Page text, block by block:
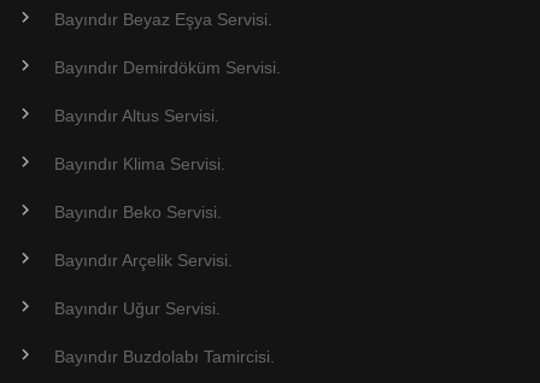
Bayındır Beyaz Eşya Servisi.
Bayındır Demirdöküm Servisi.
Bayındır Altus Servisi.
Bayındır Klima Servisi.
Bayındır Beko Servisi.
Bayındır Arçelik Servisi.
Bayındır Uğur Servisi.
Bayındır Buzdolabı Tamircisi.